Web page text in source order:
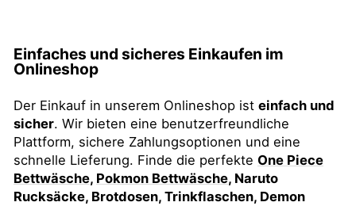
Einfaches und sicheres Einkaufen im
Onlineshop
Der Einkauf in unserem Onlineshop ist einfach und
sicher. Wir bieten eine benutzerfreundliche
Plattform, sichere Zahlungsoptionen und eine
schnelle Lieferung. Finde die perfekte One Piece
Bettwäsche, Pokmon Bettwäsche, Naruto
Rucksäcke, Brotdosen, Trinkflaschen, Demon